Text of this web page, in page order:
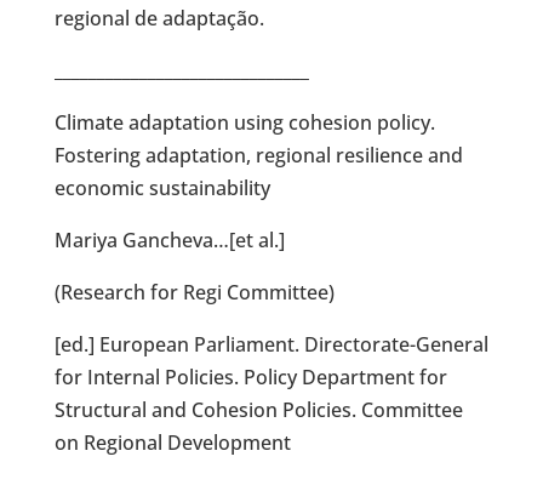
regional de adaptação.
Climate adaptation using cohesion policy.
Fostering adaptation, regional resilience and
economic sustainability
Mariya Gancheva…[et al.]
(Research for Regi Committee)
[ed.] European Parliament. Directorate-General
for Internal Policies. Policy Department for
Structural and Cohesion Policies. Committee
on Regional Development